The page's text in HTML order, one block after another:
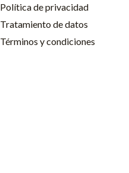
Política de privacidad
Tratamiento de datos
Términos y condiciones